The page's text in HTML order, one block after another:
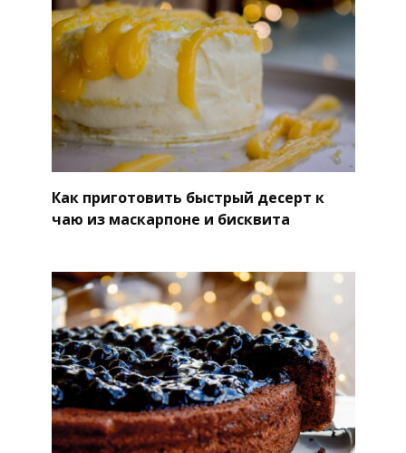
Как приготовить быстрый десерт к
чаю из маскарпоне и бисквита